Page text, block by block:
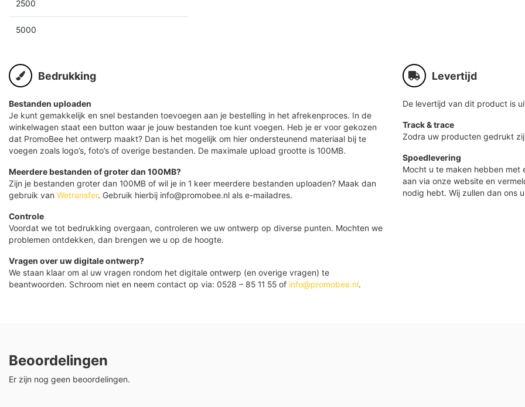
2500
5000
Bedrukking
Bestanden uploaden
Je kunt gemakkelijk en snel bestanden toevoegen aan je bestelling in het afrekenproces. In de
winkelwagen staat een button waar je jouw bestanden toe kunt voegen. Heb je er voor gekozen
dat PromoBee het ontwerp maakt? Dan is het mogelijk om hier ondersteunend materiaal bij te
voegen zoals logo’s, foto’s of overige bestanden. De maximale upload grootte is 100MB.
Meerdere bestanden of groter dan 100MB?
Zijn je bestanden groter dan 100MB of wil je in 1 keer meerdere bestanden uploaden? Maak dan
gebruik van Wetransfer. Gebruik hierbij info@promobee.nl als e-mailadres.
Controle
Voordat we tot bedrukking overgaan, controleren we uw ontwerp op diverse punten. Mochten we
problemen ontdekken, dan brengen we u op de hoogte.
Vragen over uw digitale ontwerp?
We staan klaar om al uw vragen rondom het digitale ontwerp (en overige vragen) te
beantwoorden. Schroom niet en neem contact op via: 0528 – 85 11 55 of info@promobee.nl.
Levertijd
De levertijd van dit product is
Track & trace
Zodra uw producten gedrukt
Spoedlevering
Mocht u te maken hebben met
aan via onze website en
nodig hebt. Wij zullen dan ons
Beoordelingen
Er zijn nog geen beoordelingen.